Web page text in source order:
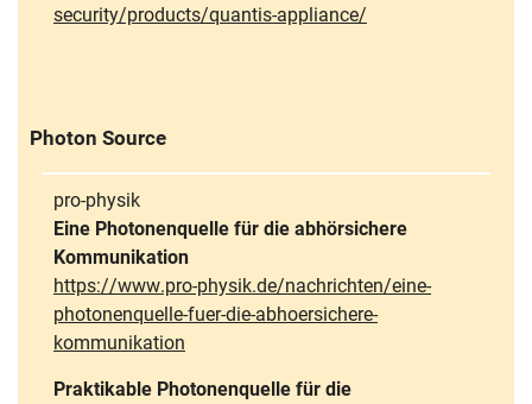
security/products/quantis-appliance/
Photon Source
pro-physik
Eine Photonenquelle für die abhörsichere
Kommunikation
https://www.pro-physik.de/nachrichten/eine-
photonenquelle-fuer-die-abhoersichere-
kommunikation
Praktikable Photonenquelle für die